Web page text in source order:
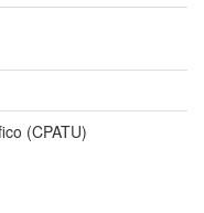
(CPATU)